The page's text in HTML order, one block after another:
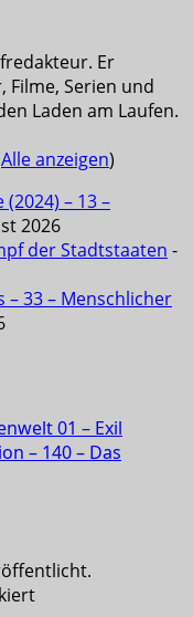
Er
Filme, Serien und
Laden am Laufen.
Alle anzeigen)
– 13 –
2026
der Stadtstaaten -
– 33 – Menschlicher
01 – Exil
– 140 – Das